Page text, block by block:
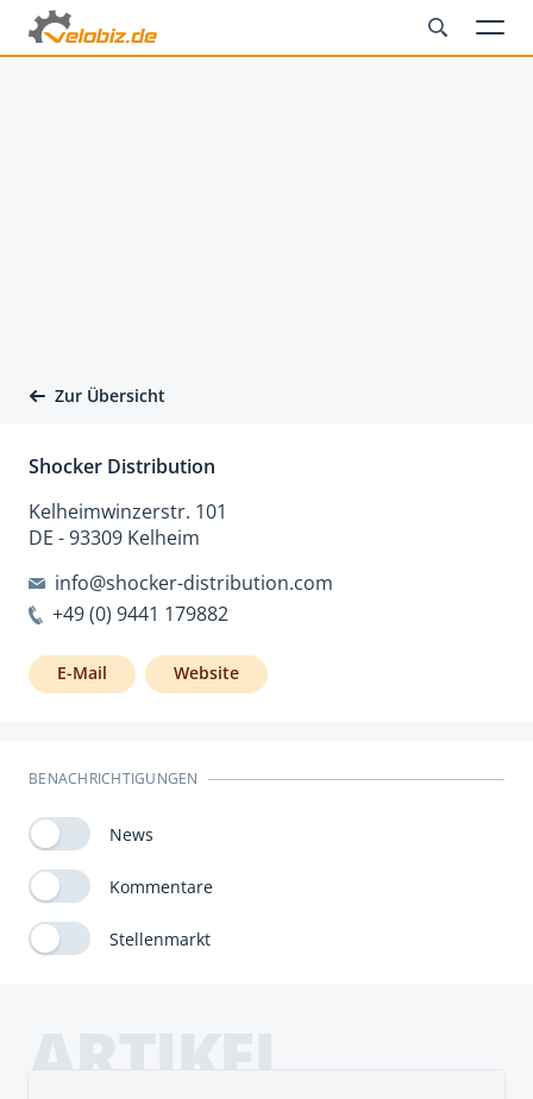
Zur Übersicht
Shocker Distribution
Kelheimwinzerstr. 101
DE - 93309 Kelheim
info@shocker-distribution.com
+49 (0) 9441 179882
E-Mail Website
BENACHRICHTIGUNGEN
News
Kommentare
Stellenmarkt